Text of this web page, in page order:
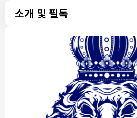
소개 및 필독